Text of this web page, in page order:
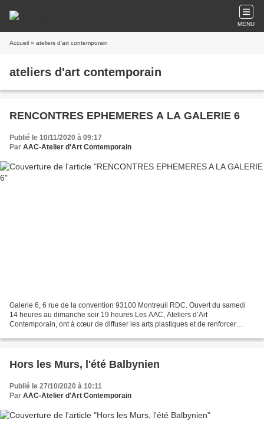
MENU
Accueil » ateliers d'art contemporain
ateliers d'art contemporain
RENCONTRES EPHEMERES A LA GALERIE 6
Publié le 10/11/2020 à 09:17
Par AAC-Atelier d'Art Contemporain
Galerie 6, 6 rue de la convention 93100 Montreuil RDC. Ouvert du samedi
14 heures au dimanche soir 19 heures Les AAC, Ateliers d’Art
Contemporain, ont à cœur de diffuser les arts plastiques et de renforcer
Hors les Murs, l'été Balbynien
Publié le 27/10/2020 à 10:11
Par AAC-Atelier d'Art Contemporain